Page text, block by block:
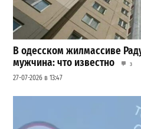
В одесском жилмассиве
мужчина: что известно
3
27-07-2026 в 13:47